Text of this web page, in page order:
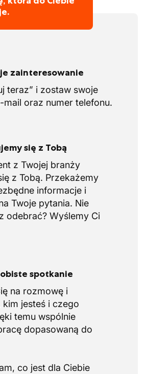
zainteresowanie
teraz” i zostaw swoje
mail oraz numer telefonu.
się z Tobą
z Twojej branży
z Tobą. Przekażemy
informacje i
Twoje pytania. Nie
odebrać? Wyślemy Ci
spotkanie
na rozmowę i
kim jesteś i czego
temu wspólnie
dopasowaną do
co jest dla Ciebie